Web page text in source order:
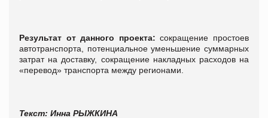
Результат от данного проекта:сокращение простоев
автотранспорта, потенциальное уменьшение суммарных
затрат на доставку, сокращение накладных расходов на
«перевод» транспорта между регионами.
Текст: Инна РЫЖКИНА